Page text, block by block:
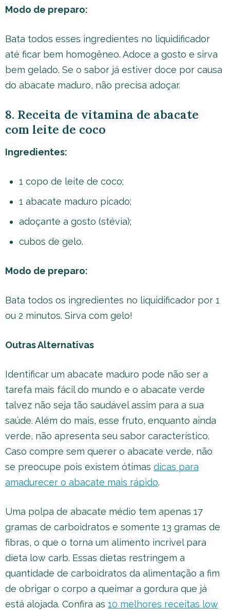
Modo de preparo:
Bata todos esses ingredientes no liquidificador
até ficar bem homogêneo. Adoce a gosto e sirva
bem gelado. Se o sabor já estiver doce por causa
do abacate maduro, não precisa adoçar.
8. Receita de vitamina de abacate
com leite de coco
Ingredientes:
1 copo de leite de coco;
1 abacate maduro picado;
adoçante a gosto (stévia);
cubos de gelo.
Modo de preparo:
Bata todos os ingredientes no liquidificador por 1
ou 2 minutos. Sirva com gelo!
Outras Alternativas
Identificar um abacate maduro pode não ser a
tarefa mais fácil do mundo e o abacate verde
talvez não seja tão saudável assim para a sua
saúde. Além do mais, esse fruto, enquanto ainda
verde, não apresenta seu sabor característico.
Caso compre sem querer o abacate verde, não
se preocupe pois existem ótimas dicas para
amadurecer o abacate mais rápido.
Uma polpa de abacate médio tem apenas 17
gramas de carboidratos e somente 13 gramas de
fibras, o que o torna um alimento incrível para
dieta low carb. Essas dietas restringem a
quantidade de carboidratos da alimentação a fim
de obrigar o corpo a queimar a gordura que já
está alojada. Confira as 10 melhores receitas low